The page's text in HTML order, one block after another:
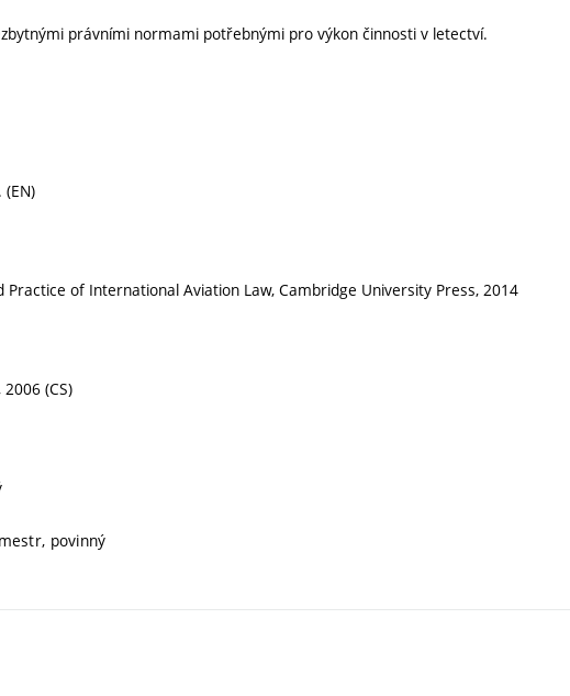
právními normami potřebnými pro výkon činnosti v letectví.
Practice of International Aviation Law, Cambridge University Press, 2014
(CS)
povinný